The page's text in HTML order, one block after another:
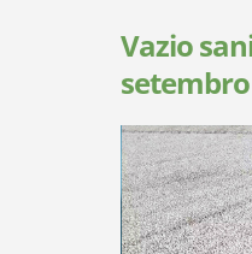
Vazio
setembro